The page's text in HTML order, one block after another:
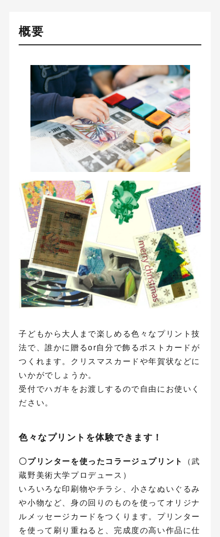
概要
子どもから大人まで楽しめる色々なプリント技
法で、誰かに贈るor自分で飾るポストカードが
つくれます。クリスマスカードや年賀状などに
いかがでしょうか。
受付でハガキをお渡しするので自由にお使いく
ださい。
色々なプリントを体験できます！
〇プリンターを使ったコラージュプリント
（武
蔵野美術大学プロデュース）
いろいろな印刷物やチラシ、小さなぬいぐるみ
や小物など、身の回りのものを使ってオリジナ
ルメッセージカードをつくります。プリンター
を使って刷り重ねると、完成度の高い作品に仕